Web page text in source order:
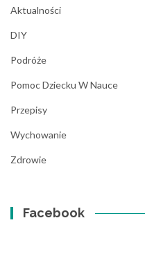
Aktualności
DIY
Podróże
Pomoc Dziecku W Nauce
Przepisy
Wychowanie
Zdrowie
Facebook